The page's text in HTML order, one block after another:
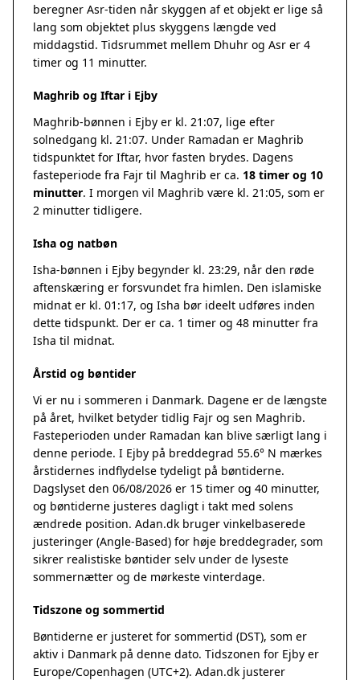
beregner Asr-tiden når skyggen af et objekt er lige så
lang som objektet plus skyggens længde ved
middagstid. Tidsrummet mellem Dhuhr og Asr er 4
timer og 11 minutter.
Maghrib og Iftar i Ejby
Maghrib-bønnen i Ejby er kl. 21:07, lige efter
solnedgang kl. 21:07. Under Ramadan er Maghrib
tidspunktet for Iftar, hvor fasten brydes. Dagens
fasteperiode fra Fajr til Maghrib er ca. 18 timer og 10
minutter. I morgen vil Maghrib være kl. 21:05, som er
2 minutter tidligere.
Isha og natbøn
Isha-bønnen i Ejby begynder kl. 23:29, når den røde
aftenskæring er forsvundet fra himlen. Den islamiske
midnat er kl. 01:17, og Isha bør ideelt udføres inden
dette tidspunkt. Der er ca. 1 timer og 48 minutter fra
Isha til midnat.
Årstid og bøntider
Vi er nu i sommeren i Danmark. Dagene er de længste
på året, hvilket betyder tidlig Fajr og sen Maghrib.
Fasteperioden under Ramadan kan blive særligt lang i
denne periode. I Ejby på breddegrad 55.6° N mærkes
årstidernes indflydelse tydeligt på bøntiderne.
Dagslyset den 06/08/2026 er 15 timer og 40 minutter,
og bøntiderne justeres dagligt i takt med solens
ændrede position. Adan.dk bruger vinkelbaserede
justeringer (Angle-Based) for høje breddegrader, som
sikrer realistiske bøntider selv under de lyseste
sommernætter og de mørkeste vinterdage.
Tidszone og sommertid
Bøntiderne er justeret for sommertid (DST), som er
aktiv i Danmark på denne dato. Tidszonen for Ejby er
Europe/Copenhagen (UTC+2). Adan.dk justerer